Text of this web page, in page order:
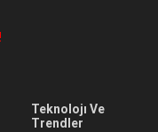
Teknolojı Ve
Trendler